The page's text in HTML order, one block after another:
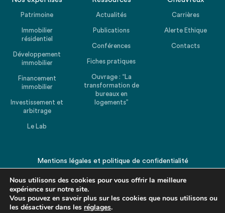
Patrimoine
Immobilier
résidentiel
Développement
immobilier
Financement
immobilier
Investissement et
arbitrage
Le Lab
Actualités
Publications
Conférences
Fiches pratiques
Ouvrage : “La
transformation de
bureaux en
logements”
Carrières
Alerte Ethique
Contacts
Mentions légales et politique de confidentialité
Nous utilisons des cookies pour vous offrir la meilleure
expérience sur notre site.
Vous pouvez en savoir plus sur les cookies que nous utilisons ou
les désactiver dans les réglages.